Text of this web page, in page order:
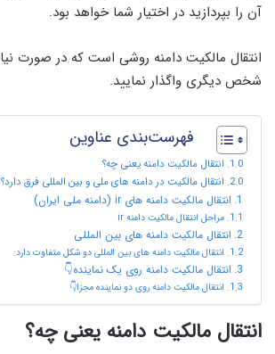
آن را بپردازید در اختیار شما خواهد بود.
انتقال مالکیت دامنه روشی است که در صورت
شخص دیگری واگذار نمایید.
فهرست‌بندی عناوین
انتقال مالکیت دامنه یعنی چه؟
انتقال مالکیت در دامنه های ملی و بین المللی فرق دارد؟
انتقال مالکیت دامنه های ir (دامنه ملی ایران)
مراحل انتقال مالکیت دامنه ir
انتقال مالکیت دامنه های بین المللی
انتقال مالکیت دامنه های بین المللی دو شکل متفاوت دارد:
انتقال مالکیت دامنه روی یک نماینده👇
انتقال مالکیت دامنه روی دو نماینده مجزا👇
انتقال مالکیت دامنه یعنی چه؟